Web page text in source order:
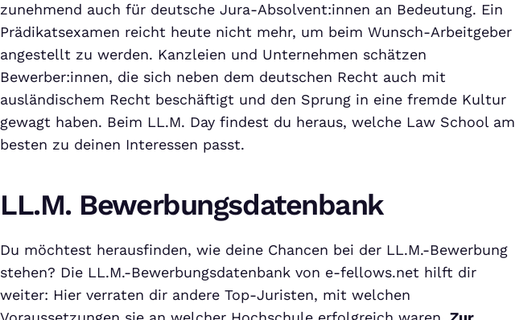
zunehmend auch für deutsche Jura-Absolvent:innen an Bedeutung. Ein
Prädikatsexamen reicht heute nicht mehr, um beim Wunsch-Arbeitgeber
angestellt zu werden. Kanzleien und Unternehmen schätzen
Bewerber:innen, die sich neben dem deutschen Recht auch mit
ausländischem Recht beschäftigt und den Sprung in eine fremde Kultur
gewagt haben. Beim LL.M. Day findest du heraus, welche Law School am
besten zu deinen Interessen passt.
LL.M. Bewerbungsdatenbank
Du möchtest herausfinden, wie deine Chancen bei der LL.M.-Bewerbung
stehen? Die LL.M.-Bewerbungsdatenbank von e-fellows.net hilft dir
weiter: Hier verraten dir andere Top-Juristen, mit welchen